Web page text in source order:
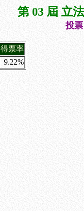
第 03 屆 立
投
得票率
9.22%